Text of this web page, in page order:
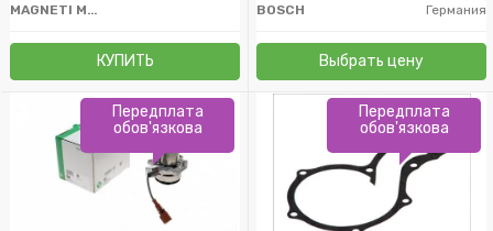
MAGNETI MARELLI
КУПИТЬ
BOSCH
Германия
Выбрать цену
Передплата
обов'язкова
Передплата
обов'язкова